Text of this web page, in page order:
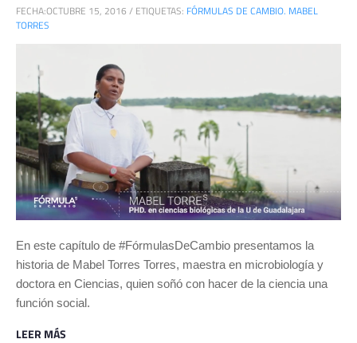
FECHA:OCTUBRE 15, 2016 / ETIQUETAS: FÓRMULAS DE CAMBIO. MABEL
TORRES
En este capítulo de #FórmulasDeCambio presentamos la
historia de Mabel Torres Torres, maestra en microbiología y
doctora en Ciencias, quien soñó con hacer de la ciencia una
función social.
LEER MÁS